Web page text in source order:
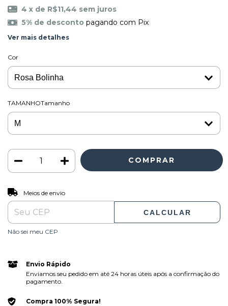
4 x de R$11,44 sem juros
5% de desconto pagando com Pix
Ver mais detalhes
Cor
TAMANHOTamanho
Entregas para o CEP:
Meios de envio
CALCULAR
Não sei meu CEP
Envio Rápido
Enviamos seu pedido em até 24 horas úteis após a confirmação do
pagamento.
Compra 100% Segura!